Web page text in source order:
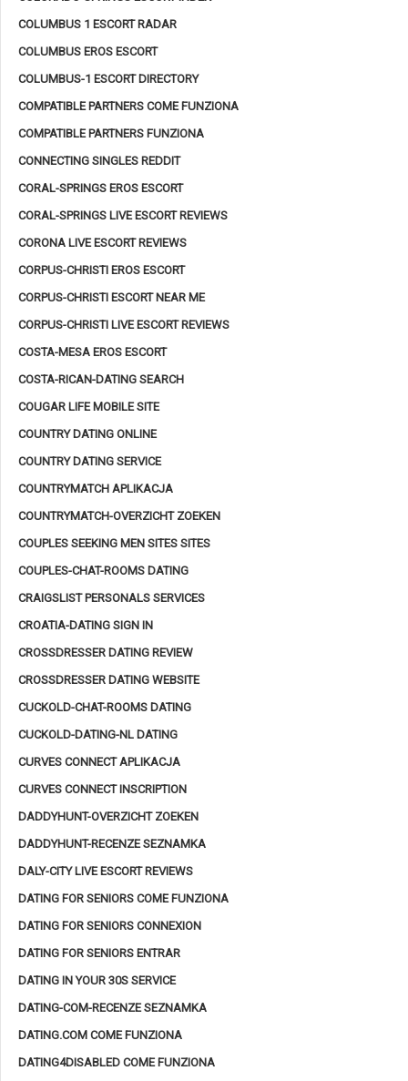
COLUMBUS 1 ESCORT RADAR
COLUMBUS EROS ESCORT
COLUMBUS-1 ESCORT DIRECTORY
COMPATIBLE PARTNERS COME FUNZIONA
COMPATIBLE PARTNERS FUNZIONA
CONNECTING SINGLES REDDIT
CORAL-SPRINGS EROS ESCORT
CORAL-SPRINGS LIVE ESCORT REVIEWS
CORONA LIVE ESCORT REVIEWS
CORPUS-CHRISTI EROS ESCORT
CORPUS-CHRISTI ESCORT NEAR ME
CORPUS-CHRISTI LIVE ESCORT REVIEWS
COSTA-MESA EROS ESCORT
COSTA-RICAN-DATING SEARCH
COUGAR LIFE MOBILE SITE
COUNTRY DATING ONLINE
COUNTRY DATING SERVICE
COUNTRYMATCH APLIKACJA
COUNTRYMATCH-OVERZICHT ZOEKEN
COUPLES SEEKING MEN SITES SITES
COUPLES-CHAT-ROOMS DATING
CRAIGSLIST PERSONALS SERVICES
CROATIA-DATING SIGN IN
CROSSDRESSER DATING REVIEW
CROSSDRESSER DATING WEBSITE
CUCKOLD-CHAT-ROOMS DATING
CUCKOLD-DATING-NL DATING
CURVES CONNECT APLIKACJA
CURVES CONNECT INSCRIPTION
DADDYHUNT-OVERZICHT ZOEKEN
DADDYHUNT-RECENZE SEZNAMKA
DALY-CITY LIVE ESCORT REVIEWS
DATING FOR SENIORS COME FUNZIONA
DATING FOR SENIORS CONNEXION
DATING FOR SENIORS ENTRAR
DATING IN YOUR 30S SERVICE
DATING-COM-RECENZE SEZNAMKA
DATING.COM COME FUNZIONA
DATING4DISABLED COME FUNZIONA